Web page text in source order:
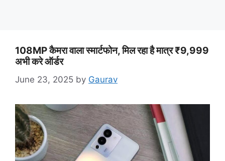
108MP कैमरा वाला स्मार्टफोन, मिल रहा है मात्र ₹9,999
अभी करे ऑर्डर
June 23, 2025 by Gaurav